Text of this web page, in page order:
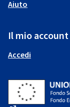
Aiuto
Il mio account
Accedi